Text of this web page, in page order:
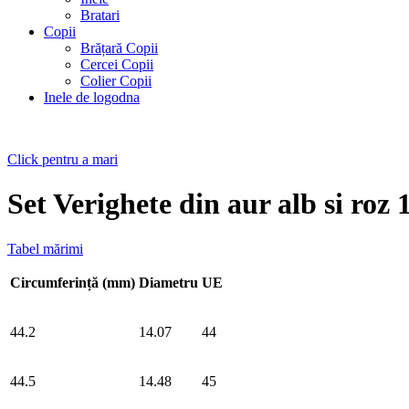
Bratari
Copii
Brățară Copii
Cercei Copii
Colier Copii
Inele de logodna
Click pentru a mari
Set Verighete din aur alb si roz
Tabel mărimi
Circumferință (mm) Diametru UE
44.2 14.07 44
44.5 14.48 45